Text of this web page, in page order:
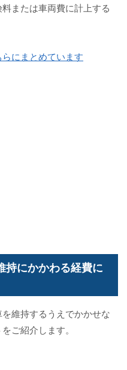
または車両費に計上する
にまとめています
にかかわる経費に
維持するうえでかかせな
ご紹介します。